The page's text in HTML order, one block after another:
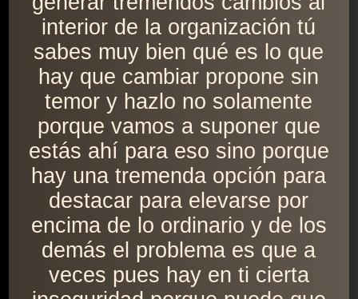
interior de la organización tú
sabes muy bien qué es lo que
hay que cambiar propone sin
temor y hazlo no solamente
porque vamos a suponer que
estás ahí para eso sino porque
hay una tremenda opción para
destacar para elevarse por
encima de lo ordinario y de los
demás el problema es que a
veces pues hay en ti cierta